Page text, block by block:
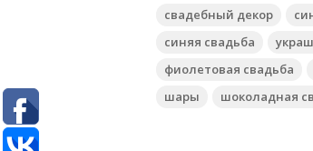
свадебный декор
синяя свадьба
фиолетовая свадьба
шары
шоколадная